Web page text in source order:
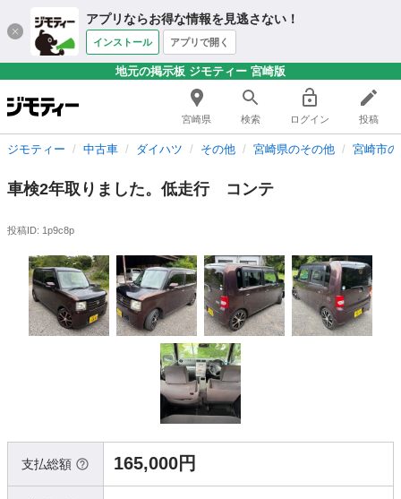
アプリならお得な情報を見逃さない！
インストール アプリで開く
地元の掲示板 ジモティー 宮崎版
宮崎県 検索 ログイン 投稿
ジモティー 中古車 ダイハツ その他 宮崎県のその他 宮崎市
車検2年取りました。低走行 コンテ
投稿ID: 1p9c8p
支払総額 165,000円